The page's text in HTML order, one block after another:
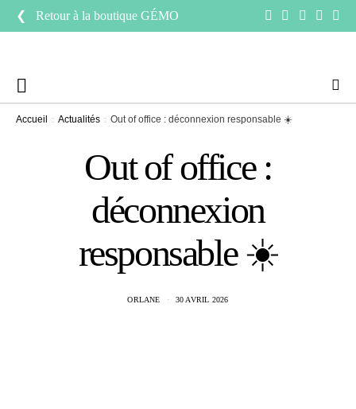
❮ Retour à la boutique GÉMO
Accueil Actualités Out of office : déconnexion responsable ☀️
Out of office :
déconnexion
responsable ☀️
ORLANE 30 AVRIL 2026